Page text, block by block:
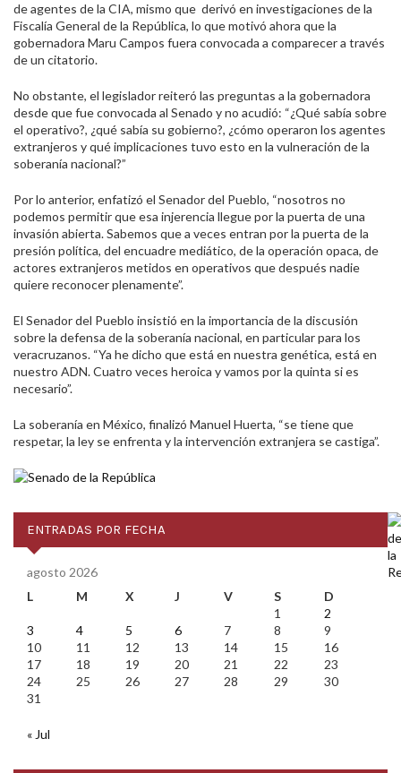
de agentes de la CIA, mismo que derivó en investigaciones de la
Fiscalía General de la República, lo que motivó ahora que la
gobernadora Maru Campos fuera convocada a comparecer a través
de un citatorio.
No obstante, el legislador reiteró las preguntas a la gobernadora
desde que fue convocada al Senado y no acudió: “¿Qué sabía sobre
el operativo?, ¿qué sabía su gobierno?, ¿cómo operaron los agentes
extranjeros y qué implicaciones tuvo esto en la vulneración de la
soberanía nacional?”
Por lo anterior, enfatizó el Senador del Pueblo, “nosotros no
podemos permitir que esa injerencia llegue por la puerta de una
invasión abierta. Sabemos que a veces entran por la puerta de la
presión política, del encuadre mediático, de la operación opaca, de
actores extranjeros metidos en operativos que después nadie
quiere reconocer plenamente”.
El Senador del Pueblo insistió en la importancia de la discusión
sobre la defensa de la soberanía nacional, en particular para los
veracruzanos. “Ya he dicho que está en nuestra genética, está en
nuestro ADN. Cuatro veces heroica y vamos por la quinta si es
necesario”.
La soberanía en México, finalizó Manuel Huerta, “se tiene que
respetar, la ley se enfrenta y la intervención extranjera se castiga”.
ENTRADAS POR FECHA
agosto 2026
L
M X J V S
D
1
2
3
4 5 6 7 8
9
10
11 12 13 14 15
16
17
18 19 20 21 22
23
24
25 26 27 28 29
30
31
« Jul